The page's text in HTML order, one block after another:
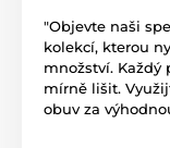
"Objevte naši
kolekcí, kterou
množství. Každý
mírně lišit.
obuv za